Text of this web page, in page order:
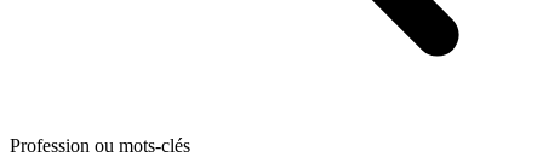
Profession ou mots-clés